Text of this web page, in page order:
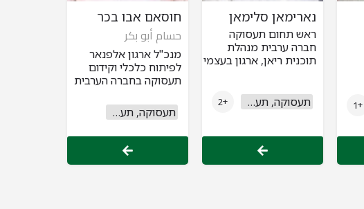
+1
נארימאן סלימאן
ראש תחום תעסוקה
חברה ערבית מנהלת
תוכנית ריאן, ארגון בעצמי
תעסוקה, תעשייה ומסחר +2
חוסאם אבו בכר
حسام أبو بكر
מנכ"ל ארגון אלפנאר
לפיתוח כלכלי וקידום
תעסוקה בחברה הערבית
תעסוקה, תעשייה ומסחר